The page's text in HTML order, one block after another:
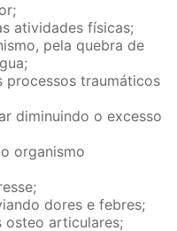
atividades físicas;
pela quebra de
processos traumáticos
diminuindo o excesso
organismo
dores e febres;
osteo articulares;